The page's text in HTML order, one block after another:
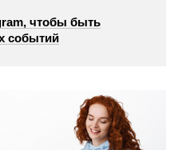
чтобы быть
событий